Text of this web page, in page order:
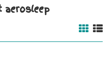
aerosleep